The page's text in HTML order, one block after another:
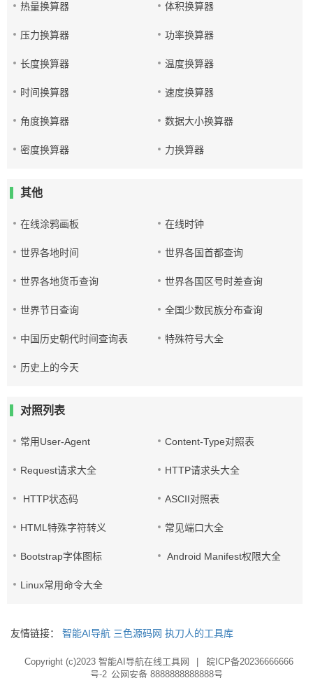
热量换算器 体积换算器
压力换算器 功率换算器
长度换算器 温度换算器
时间换算器 速度换算器
角度换算器 数据大小换算器
密度换算器 力换算器
其他
在线涂鸦画板 在线时钟
世界各地时间 世界各国首都查询
世界各地货币查询 世界各国区号时差查询
世界节日查询 全国少数民族分布查询
中国历史朝代时间查询表 特殊符号大全
历史上的今天
对照列表
常用User-Agent Content-Type对照表
Request请求大全 HTTP请求头大全
HTTP状态码 ASCII对照表
HTML特殊字符转义 常见端口大全
Bootstrap字体图标 Android Manifest权限大全
Linux常用命令大全
友情链接： 智能AI导航 三色源码网 执刀人的工具库
Copyright (c)2023 智能AI导航在线工具网
皖ICP备20236666666
号-2 公网安备 8888888888888号